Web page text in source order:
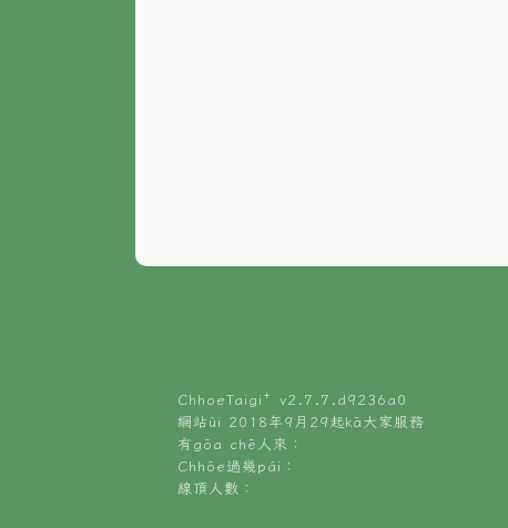
ChhoeTaigi⁺ v2.7.7.d9236a0
網站ùi 2018年9月29起kā大家服務
有gōa chē人來：
Chhōe過幾pái：
線頂人數：